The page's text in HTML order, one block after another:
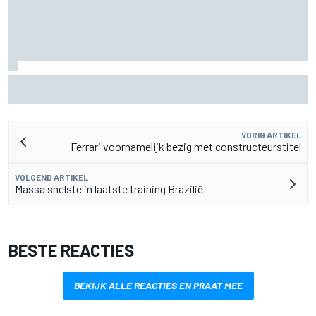
VORIG ARTIKEL
Ferrari voornamelijk bezig met constructeurstitel
VOLGEND ARTIKEL
Massa snelste in laatste training Brazilië
BESTE REACTIES
BEKIJK ALLE REACTIES EN PRAAT MEE